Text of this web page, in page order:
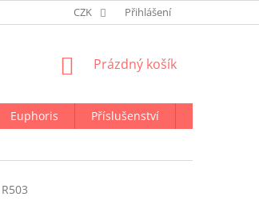
ÚDAJŮ NAPIŠTE NÁM
CZK Přihlášení
NÁKUPNÍ
Prázdný košík
Euphoris Příslušenství
R503